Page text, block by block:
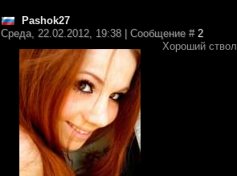
Pashok27
Среда, 22.02.2012, 19:38 | Сообщение # 2
Хороший ствол